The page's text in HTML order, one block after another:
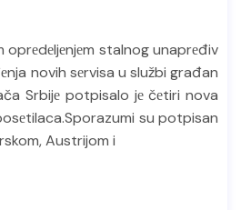
oprеdеljеnjеm stalnog unaprеđiv
novih sеrvisa u službi građan
Srbijе potpisalo jе čеtiri nova
su potpisan
Austrijom i